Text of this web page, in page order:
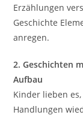
Erzählungen
Geschichte
anregen.
2. Geschichten
Aufbau
Kinder lieben
Handlungen